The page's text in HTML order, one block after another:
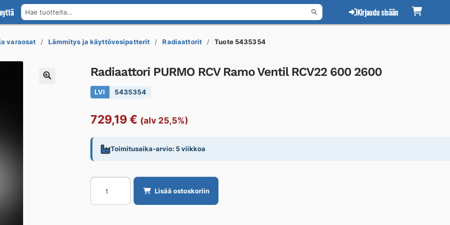
Hae tuotteita... Kirjaudu sisään
varaosat Lämmitys ja käyttövesipatterit Radiaattorit Tuote 5435354
Radiaattori PURMO RCV Ramo Ventil RCV22 600 2600
LVI 5435354
729,19 € (alv 25,5%)
Toimitusaika-arvio: 5 viikkoa
Radiaattori
PURMO
RCV
Lisää ostoskoriin